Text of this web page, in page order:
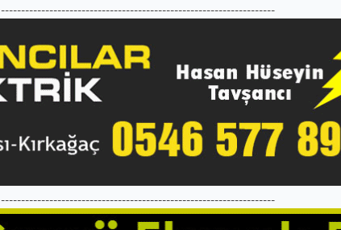
--------------------------------------------------------------------
--------------------------------------------------------------------